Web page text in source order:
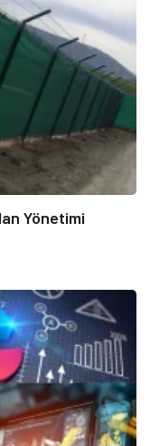
Yönetimi